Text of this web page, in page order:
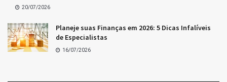
20/07/2026
Planeje suas Finanças em 2026: 5 Dicas Infalíveis
de Especialistas
16/07/2026